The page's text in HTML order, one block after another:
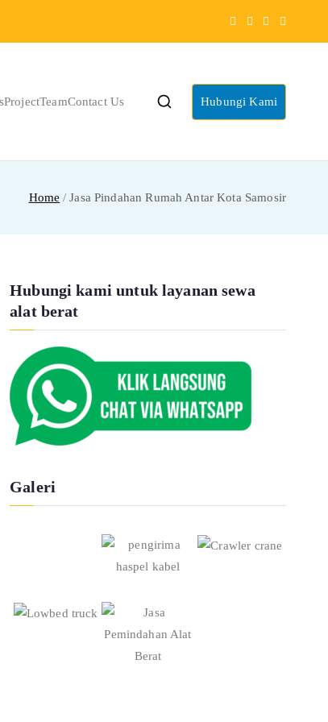
ProjectTeamContact Us Hubungi Kami
Home Jasa Pindahan Rumah Antar Kota Samosir
Hubungi kami untuk layanan sewa
alat berat
Galeri